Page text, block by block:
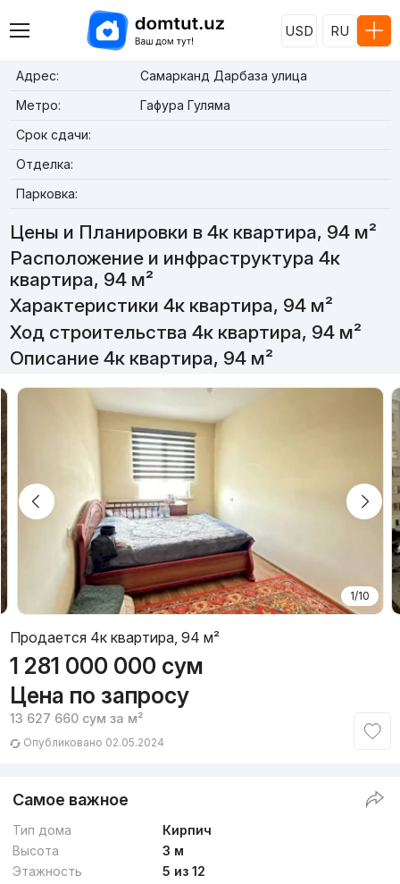
USD RU
Адрес:
Самарканд Дарбаза улица
Метро:
Гафура Гуляма
Срок сдачи:
Отделка:
Парковка:
Цены и Планировки в 4к квартира, 94 м²
Расположение и инфраструктура 4к
квартира, 94 м²
Характеристики 4к квартира, 94 м²
Ход строительства 4к квартира, 94 м²
Описание 4к квартира, 94 м²
1/10
Продается 4к квартира, 94 м²
1 281 000 000 сум
Цена по запросу
13 627 660 сум за м²
Опубликовано 02.05.2024
Самое важное
Тип дома
Кирпич
Высота
3 м
Этажность
5 из 12